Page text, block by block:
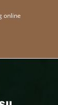
online